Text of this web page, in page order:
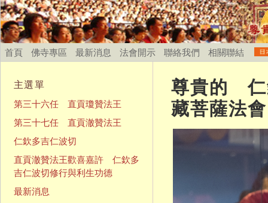
首頁 佛寺專區 最新消息 法會開示 聯絡我們 相關聯結
尊貴的 仁
藏菩薩法
主選單
第三十六任 直貢瓊贊法王
第三十七任 直貢澈贊法王
仁欽多吉仁波切
直貢澈贊法王歡喜嘉許 仁欽多
吉仁波切修行與利生功德
最新消息